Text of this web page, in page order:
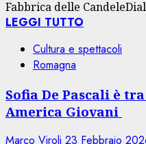
Fabbrica delle
LEGGI TUTTO
Cultura e spettacoli
Romagna
Sofia De Pascali è
America Giovani
Marco Viroli 23 Febbraio